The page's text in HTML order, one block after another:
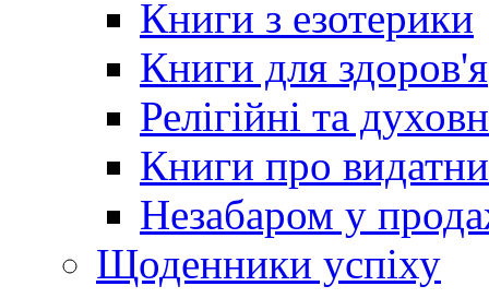
Книги з езотерики
Книги для здоров'я
Релігійні та
Книги про
Незабаром у
Щоденники успіху